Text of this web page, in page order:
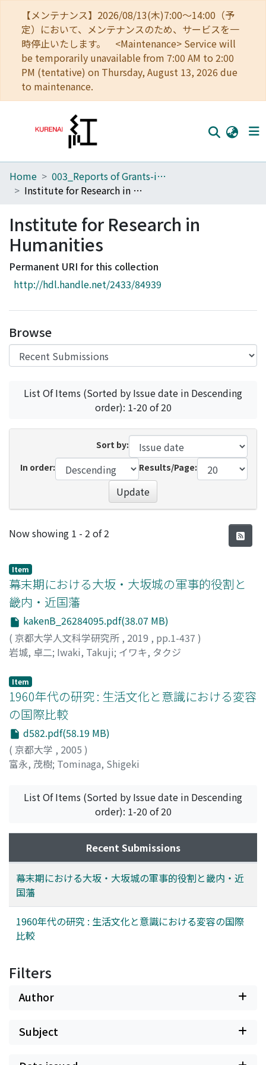
【メンテナンス】2026/08/13(木)7:00～14:00（予
定）において、メンテナンスのため、サービスを一
時停止いたします。 <Maintenance> Service will
be temporarily unavailable from 7:00 AM to 2:00
PM (tentative) on Thursday, August 13, 2026 due
to maintenance.
Home
Browse
Download Ranking
Access Statistics
Home
003_Reports of Grants-in-Aid for Scientific Research
Institute for Research in Humanities
Institute for Research in
Humanities
Permanent URI for this collection
http://hdl.handle.net/2433/84939
Browse
List Of Items (Sorted by Issue date in Descending
order): 1-20 of 20
Sort by:
In order:
Results/Page:
Update
Recent Submissions
Now showing 1 - 2 of 2
Item
幕末期における大坂・大坂城の軍事的役割と
畿内・近国藩
kakenB_26284095.pdf(38.07 MB)
( 京都大学人文科学研究所 , 2019 , pp.1-437 )
岩城, 卓二; Iwaki, Takuji; イワキ, タクジ
Item
1960年代の研究 : 生活文化と意識における変容
の国際比較
d582.pdf(58.19 MB)
( 京都大学 , 2005 )
富永, 茂樹; Tominaga, Shigeki
List Of Items (Sorted by Issue date in Descending
order): 1-20 of 20
Recent Submissions
幕末期における大坂・大坂城の軍事的役割と畿内・近
国藩
1960年代の研究 : 生活文化と意識における変容の国際
比較
Filters
Author
Subject